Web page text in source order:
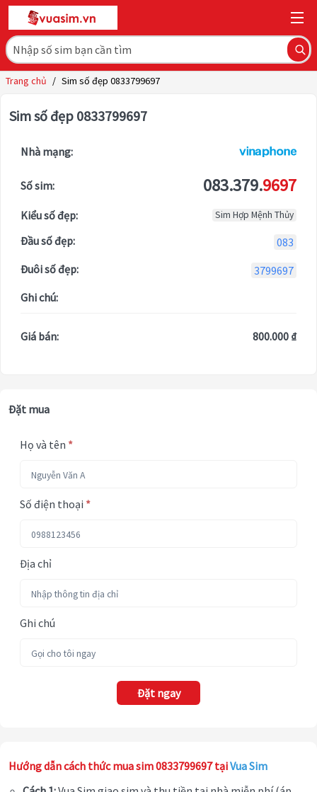
Trang chủ / Sim số đẹp 0833799697
Sim số đẹp 0833799697
Nhà mạng:
Số sim: 083.379.9697
Kiểu số đẹp: Sim Hợp Mệnh Thủy
Đầu số đẹp:
083
Đuôi số đẹp:
3799697
Ghi chú:
Giá bán: 800.000 ₫
Đặt mua
Họ và tên *
Số điện thoại *
Địa chỉ
Ghi chú
Đặt ngay
Hướng dẫn cách thức mua sim 0833799697 tạiVua Sim